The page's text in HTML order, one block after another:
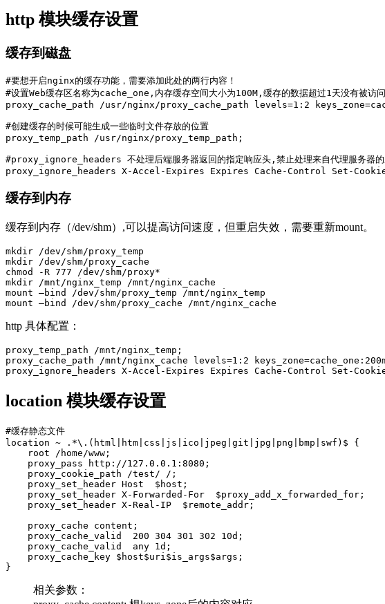
http 模块缓存设置
缓存到磁盘
#要想开启nginx的缓存功能，需要添加此处的两行内容！
#设置Web缓存区名称为cache_one,内存缓存空间大小为100M,缓存的数据超过1天没有被访
proxy_cache_path /usr/nginx/proxy_cache_path levels=1:2
#创建缓存的时候可能生成一些临时文件存放的位置
proxy_temp_path /usr/nginx/proxy_temp_path;
#proxy_ignore_headers 不处理后端服务器返回的指定响应头,禁止处理来自代理服务器的
缓存到内存
缓存到内存（/dev/shm）,可以提高访问速度，但重启失效，需要重新mount。
mkdir /dev/shm/proxy_temp
mkdir /dev/shm/proxy_cache
chmod -R 777 /dev/shm/proxy*
mkdir /mnt/nginx_temp /mnt/nginx_cache
mount –bind /dev/shm/proxy_temp /mnt/nginx_temp
http 具体配置：
proxy_temp_path /mnt/nginx_temp;
proxy_cache_path /mnt/nginx_cache levels=1:2
location 模块缓存设置
#缓存静态文件
location ~ .*\.(html|htm|css|js|ico|jpeg|git|jpg|png|bmp|swf)$ {
    root /home/www;
    proxy_pass http://127.0.0.1:8080;
    proxy_cookie_path /test/ /;
    proxy_set_header Host  $host;
    proxy_set_header X-Forwarded-For  $proxy_add_x_forwarded_for;
    proxy_set_header X-Real-IP  $remote_addr;
    proxy_cache content;
    proxy_cache_valid  200 304 301 302 10d;
    proxy_cache_valid  any 1d;
    proxy_cache_key $host$uri$is_args$args;
相关参数：